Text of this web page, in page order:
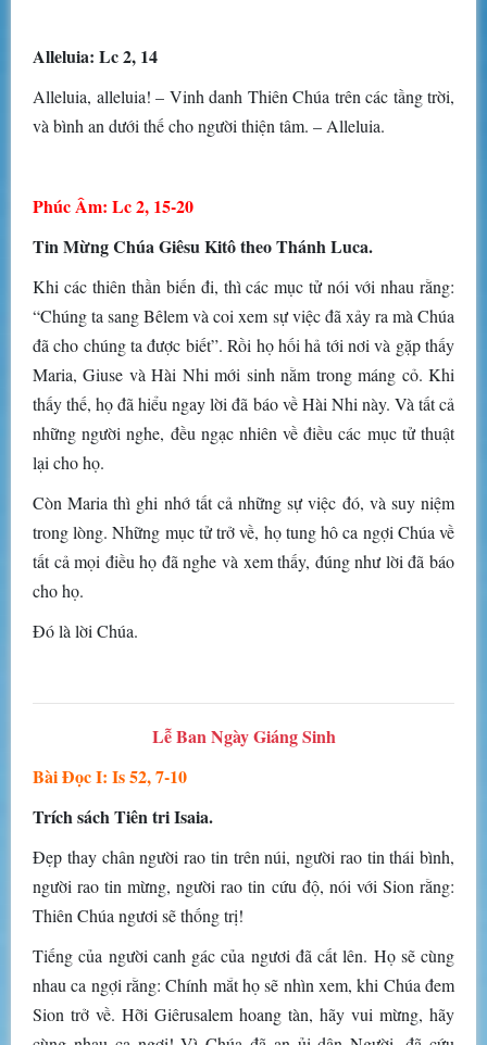
Alleluia: Lc 2, 14
Alleluia, alleluia! – Vinh danh Thiên Chúa trên các tầng trời,
và bình an dưới thế cho người thiện tâm. – Alleluia.
Phúc Âm: Lc 2, 15-20
Tin Mừng Chúa Giêsu Kitô theo Thánh Luca.
Khi các thiên thần biến đi, thì các mục tử nói với nhau rằng:
“Chúng ta sang Bêlem và coi xem sự việc đã xảy ra mà Chúa
đã cho chúng ta được biết”. Rồi họ hối hả tới nơi và gặp thấy
Maria, Giuse và Hài Nhi mới sinh nằm trong máng cỏ. Khi
thấy thế, họ đã hiểu ngay lời đã báo về Hài Nhi này. Và tất cả
những người nghe, đều ngạc nhiên về điều các mục tử thuật
lại cho họ.
Còn Maria thì ghi nhớ tất cả những sự việc đó, và suy niệm
trong lòng. Những mục tử trở về, họ tung hô ca ngợi Chúa về
tất cả mọi điều họ đã nghe và xem thấy, đúng như lời đã báo
cho họ.
Ðó là lời Chúa.
Lễ Ban Ngày Giáng Sinh
Bài Ðọc I: Is 52, 7-10
Trích sách Tiên tri Isaia.
Ðẹp thay chân người rao tin trên núi, người rao tin thái bình,
người rao tin mừng, người rao tin cứu độ, nói với Sion rằng:
Thiên Chúa ngươi sẽ thống trị!
Tiếng của người canh gác của ngươi đã cất lên. Họ sẽ cùng
nhau ca ngợi rằng: Chính mắt họ sẽ nhìn xem, khi Chúa đem
Sion trở về. Hỡi Giêrusalem hoang tàn, hãy vui mừng, hãy